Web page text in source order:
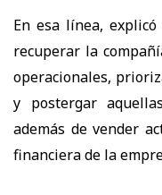
En esa línea,
recuperar la
operacionales,
y postergar
además devender
financiera de la